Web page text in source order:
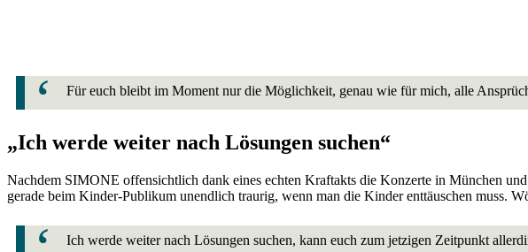
Für euch bleibt im Moment nur die Möglichkeit, genau wie für mich, alle
„Ich werde weiter nach Lösungen suchen“
Nachdem SIMONE offensichtlich dank eines echten Kraftakts die Konzerte in München
gerade beim Kinder-Publikum unendlich traurig, wenn man die Kinder enttäuschen muss.
Ich werde weiter nach Lösungen suchen, kann euch zum jetzigen Zeitpunkt